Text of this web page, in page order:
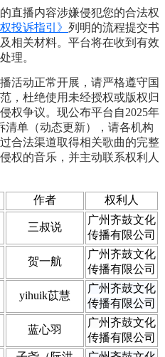
直播内容涉嫌侵犯您的合法权
投诉指引》 列明的流程提交书
相关材料。平台将在收到有效
理。
活动正常开展，请严格遵守国
，杜绝使用未经授权或版权归
权争议。现公布平台自2025年
清单（动态更新），请各机构
合法渠道取得相关歌曲的完整
权的音乐，并主动联系权利人
作者 权利人
三叔说
广州齐鼓文化
传播有限公司
贺一航
广州齐鼓文化
传播有限公司
yihuik苡慧
广州齐鼓文化
传播有限公司
蓝心羽
广州齐鼓文化
传播有限公司